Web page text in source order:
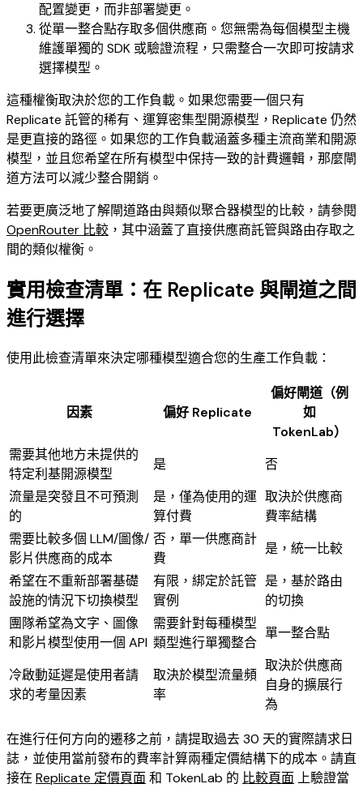
配置變更，而非部署變更。
從單一整合點存取多個供應商。您無需為每個模型主機
維護單獨的 SDK 或驗證流程，只需整合一次即可按請求
選擇模型。
這種權衡取決於您的工作負載。如果您需要一個只有
Replicate 託管的稀有、運算密集型開源模型，Replicate 仍然
是更直接的路徑。如果您的工作負載涵蓋多種主流商業和開源
模型，並且您希望在所有模型中保持一致的計費邏輯，那麼閘
道方法可以減少整合開銷。
若要更廣泛地了解閘道路由與類似聚合器模型的比較，請參閱
OpenRouter 比較 ，其中涵蓋了直接供應商託管與路由存取之
間的類似權衡。
實用檢查清單：在 Replicate 與閘道之間
進行選擇
使用此檢查清單來決定哪種模型適合您的生產工作負載：
因素 偏好 Replicate
偏好閘道（例
如
TokenLab）
需要其他地方未提供的
特定利基開源模型
是
否
流量是突發且不可預測
的
是，僅為使用的運
算付費
取決於供應商
費率結構
需要比較多個 LLM/圖像/
影片供應商的成本
否，單一供應商計
費
是，統一比較
希望在不重新部署基礎
設施的情況下切換模型
有限，綁定於託管
實例
是，基於路由
的切換
團隊希望為文字、圖像
和影片模型使用一個 API
需要針對每種模型
類型進行單獨整合
單一整合點
冷啟動延遲是使用者請
求的考量因素
取決於模型流量頻
率
取決於供應商
自身的擴展行
為
在進行任何方向的遷移之前，請提取過去 30 天的實際請求日
誌，並使用當前發布的費率計算兩種定價結構下的成本。請直
接在 Replicate 定價頁面和 TokenLab 的 比較頁面 上驗證當